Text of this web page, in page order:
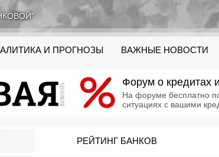
И ПРОГНОЗЫ ВАЖНЫЕ НОВОСТИ
Форум о кредитах
На форуме бесплатно
ситуациях с вашими
РЕЙТИНГ БАНКОВ